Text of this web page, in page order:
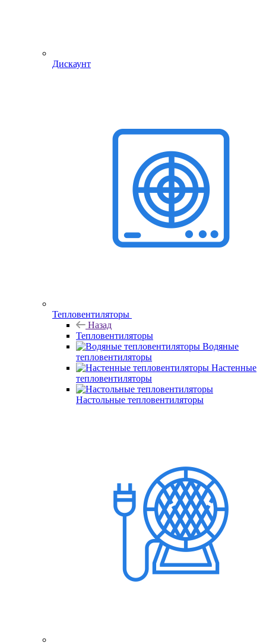
Дискаунт
Тепловентиляторы
Назад
Тепловентиляторы
Водяные
тепловентиляторы
Настенные
тепловентиляторы
Настольные тепловентиляторы